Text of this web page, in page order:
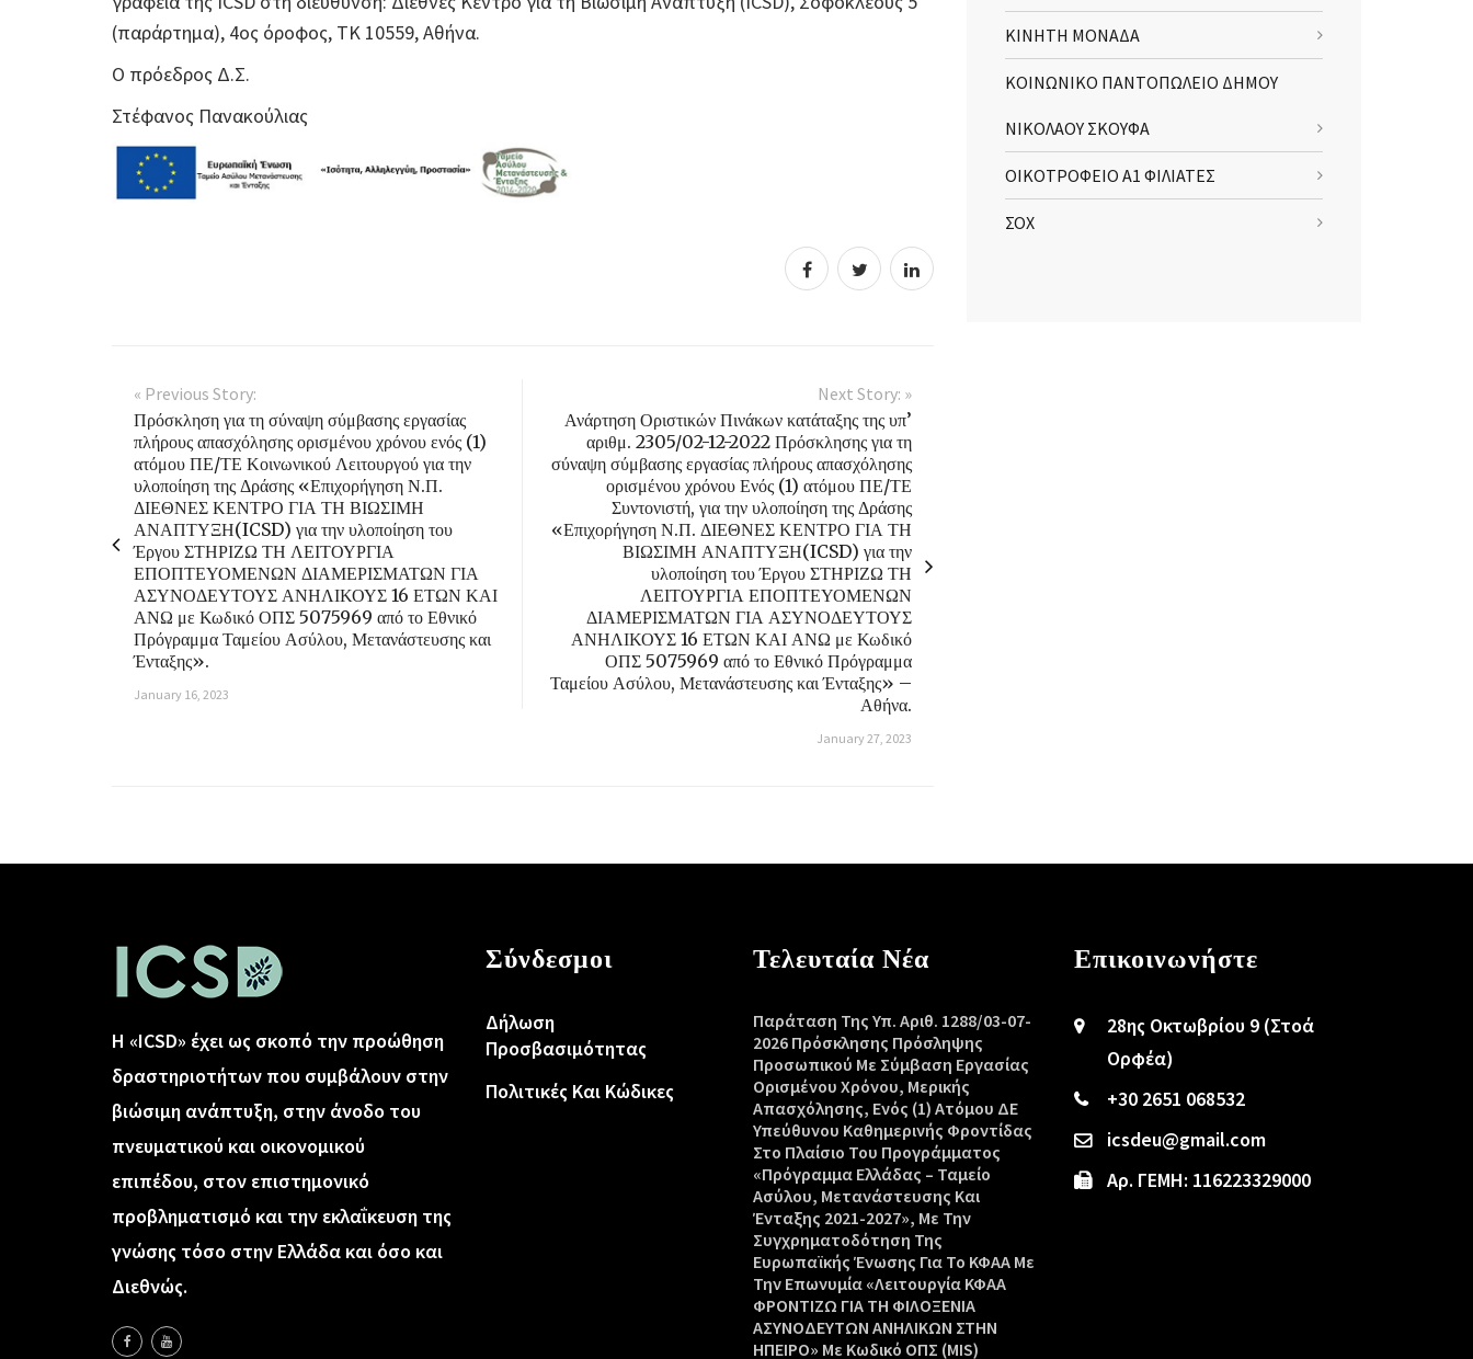
(παράρτημα), 4ος όροφος, ΤΚ 10559, Αθήνα.
Ο πρόεδρος Δ.Σ.
Στέφανος Πανακούλιας
« Previous Story:
Πρόσκληση για τη σύναψη σύμβασης εργασίας
πλήρους απασχόλησης ορισμένου χρόνου ενός (1)
ατόμου ΠΕ/ΤΕ Κοινωνικού Λειτουργού για την
υλοποίηση της Δράσης «Επιχορήγηση Ν.Π.
ΔΙΕΘΝΕΣ ΚΕΝΤΡΟ ΓΙΑ ΤΗ ΒΙΩΣΙΜΗ
ΑΝΑΠΤΥΞΗ(ICSD) για την υλοποίηση του
Έργου ΣΤΗΡΙΖΩ ΤΗ ΛΕΙΤΟΥΡΓΙΑ
ΕΠΟΠΤΕΥΟΜΕΝΩΝ ΔΙΑΜΕΡΙΣΜΑΤΩΝ ΓΙΑ
ΑΣΥΝΟΔΕΥΤΟΥΣ ΑΝΗΛΙΚΟΥΣ 16 ΕΤΩΝ ΚΑΙ
ΑΝΩ με Κωδικό ΟΠΣ 5075969 από το Εθνικό
Πρόγραμμα Ταμείου Ασύλου, Μετανάστευσης και
Ένταξης».
January 16, 2023
Next Story: »
Ανάρτηση Οριστικών Πινάκων κατάταξης της υπ’
αριθμ. 2305/02-12-2022 Πρόσκλησης για τη
σύναψη σύμβασης εργασίας πλήρους απασχόλησης
ορισμένου χρόνου Ενός (1) ατόμου ΠΕ/ΤΕ
Συντονιστή, για την υλοποίηση της Δράσης
«Επιχορήγηση Ν.Π. ΔΙΕΘΝΕΣ ΚΕΝΤΡΟ ΓΙΑ ΤΗ
ΒΙΩΣΙΜΗ ΑΝΑΠΤΥΞΗ(ICSD) για την
υλοποίηση του Έργου ΣΤΗΡΙΖΩ ΤΗ
ΛΕΙΤΟΥΡΓΙΑ ΕΠΟΠΤΕΥΟΜΕΝΩΝ
ΔΙΑΜΕΡΙΣΜΑΤΩΝ ΓΙΑ ΑΣΥΝΟΔΕΥΤΟΥΣ
ΑΝΗΛΙΚΟΥΣ 16 ΕΤΩΝ ΚΑΙ ΑΝΩ με Κωδικό
ΟΠΣ 5075969 από το Εθνικό Πρόγραμμα
Ταμείου Ασύλου, Μετανάστευσης και Ένταξης» –
Αθήνα.
January 27, 2023
ΚΙΝΗΤΗ ΜΟΝΑΔΑ
ΚΟΙΝΩΝΙΚΟ ΠΑΝΤΟΠΩΛΕΙΟ ΔΗΜΟΥ
ΝΙΚΟΛΑΟΥ ΣΚΟΥΦΑ
ΟΙΚΟΤΡΟΦΕΙΟ Α1 ΦΙΛΙΑΤΕΣ
ΣΟΧ
Η «ICSD» έχει ως σκοπό την προώθηση
δραστηριοτήτων που συμβάλουν στην
βιώσιμη ανάπτυξη, στην άνοδο του
πνευματικού και οικονομικού
επιπέδου, στον επιστημονικό
προβληματισμό και την εκλαΐκευση της
γνώσης τόσο στην Ελλάδα και όσο και
Διεθνώς.
Σύνδεσμοι
Δήλωση
Προσβασιμότητας
Πολιτικές Και Κώδικες
Τελευταία Νέα
Παράταση Της Υπ. Αριθ. 1288/03-07-
2026 Πρόσκλησης Πρόσληψης
Προσωπικού Με Σύμβαση Εργασίας
Ορισμένου Χρόνου, Μερικής
Απασχόλησης, Ενός (1) Ατόμου ΔΕ
Υπεύθυνου Καθημερινής Φροντίδας
Στο Πλαίσιο Του Προγράμματος
«Πρόγραμμα Ελλάδας – Ταμείο
Ασύλου, Μετανάστευσης Και
Ένταξης 2021-2027», Με Την
Συγχρηματοδότηση Της
Ευρωπαϊκής Ένωσης Για Το ΚΦΑΑ Με
Την Επωνυμία «Λειτουργία ΚΦΑΑ
ΦΡΟΝΤΙΖΩ ΓΙΑ ΤΗ ΦΙΛΟΞΕΝΙΑ
ΑΣΥΝΟΔΕΥΤΩΝ ΑΝΗΛΙΚΩΝ ΣΤΗΝ
ΗΠΕΙΡΟ» Με Κωδικό ΟΠΣ (MIS)
Επικοινωνήστε
28ης Οκτωβρίου 9 (Στοά
Ορφέα)
+30 2651 068532
icsdeu@gmail.com
Αρ. ΓΕΜΗ: 116223329000